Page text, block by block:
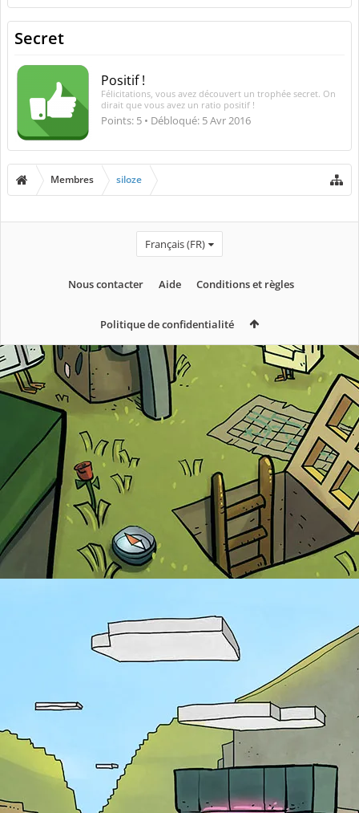
Secret
Positif !
Félicitations, vous avez découvert un trophée secret. On
dirait que vous avez un ratio positif !
Points: 5 Débloqué: 5 Avr 2016
Membres siloze
Français (FR)
Nous contacter Aide Conditions et règles
Politique de confidentialité